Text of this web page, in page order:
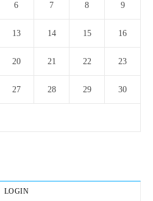
6 7 8 9
13 14 15 16
20 21 22 23
27 28 29 30
LOGIN